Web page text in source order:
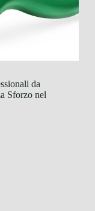
da
Sforzo nel